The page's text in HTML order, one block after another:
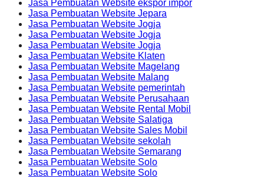
Jasa Pembuatan Website ekspor impor
Jasa Pembuatan Website Jepara
Jasa Pembuatan Website Jogja
Jasa Pembuatan Website Jogja
Jasa Pembuatan Website Jogja
Jasa Pembuatan Website Klaten
Jasa Pembuatan Website Magelang
Jasa Pembuatan Website Malang
Jasa Pembuatan Website pemerintah
Jasa Pembuatan Website Perusahaan
Jasa Pembuatan Website Rental Mobil
Jasa Pembuatan Website Salatiga
Jasa Pembuatan Website Sales Mobil
Jasa Pembuatan Website sekolah
Jasa Pembuatan Website Semarang
Jasa Pembuatan Website Solo
Jasa Pembuatan Website Solo